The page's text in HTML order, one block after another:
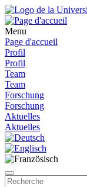
Menu
Page d'accueil
Profil
Profil
Team
Team
Forschung
Forschung
Aktuelles
Aktuelles